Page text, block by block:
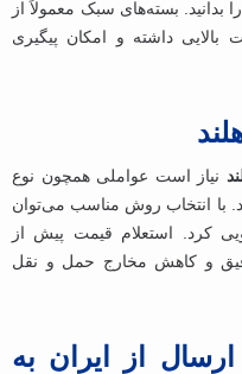
را بدانید. بسته‌های سبک معمولاً از
داشته و امکان پیگیری
نیاز است عواملی همچون نوع
با انتخاب روش مناسب می‌توان
کرد. استعلام قیمت پیش از
دقیق و کاهش مخارج حمل‌ و نقل
از ایران به